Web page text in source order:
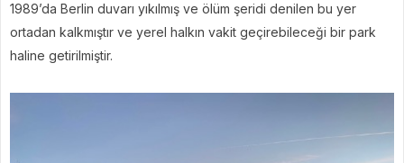
1989’da Berlin duvarı yıkılmış ve ölüm şeridi denilen bu yer
ortadan kalkmıştır ve yerel halkın vakit geçirebileceği bir park
haline getirilmiştir.